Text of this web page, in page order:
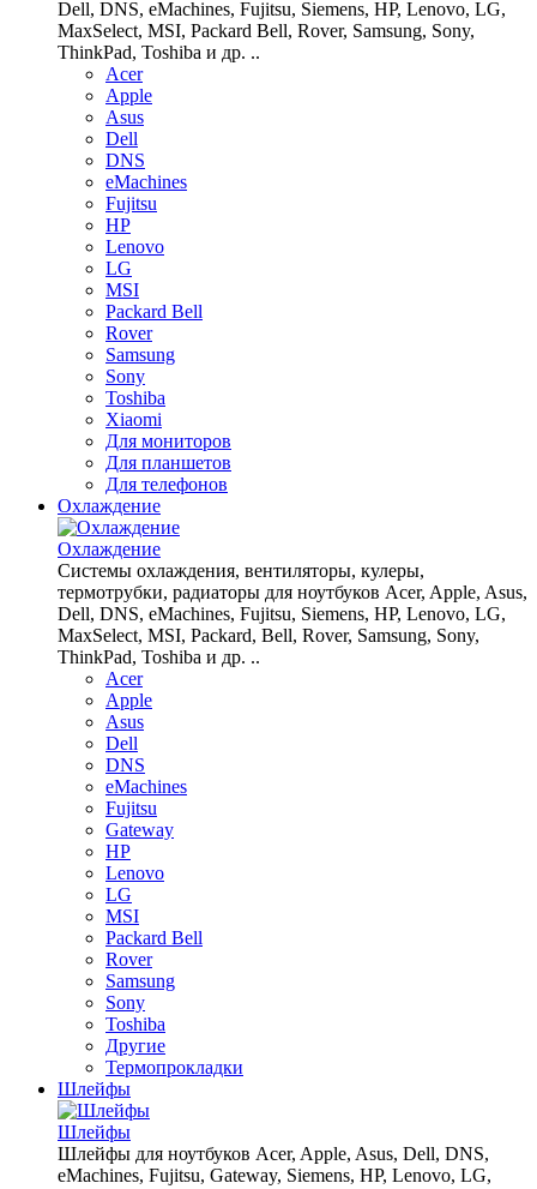
Dell, DNS, eMachines, Fujitsu, Siemens, HP, Lenovo, LG,
MaxSelect, MSI, Packard Bell, Rover, Samsung, Sony,
ThinkPad, Toshiba и др. ..
Acer
Apple
Asus
Dell
DNS
eMachines
Fujitsu
HP
Lenovo
LG
MSI
Packard Bell
Rover
Samsung
Sony
Toshiba
Xiaomi
Для мониторов
Для планшетов
Для телефонов
Охлаждение
Охлаждение
Системы охлаждения, вентиляторы, кулеры,
термотрубки, радиаторы для ноутбуков Acer, Apple, Asus,
Dell, DNS, eMachines, Fujitsu, Siemens, HP, Lenovo, LG,
MaxSelect, MSI, Packard, Bell, Rover, Samsung, Sony,
ThinkPad, Toshiba и др. ..
Acer
Apple
Asus
Dell
DNS
eMachines
Fujitsu
Gateway
HP
Lenovo
LG
MSI
Packard Bell
Rover
Samsung
Sony
Toshiba
Другие
Термопрокладки
Шлейфы
Шлейфы
Шлейфы для ноутбуков Acer, Apple, Asus, Dell, DNS,
eMachines, Fujitsu, Gateway, Siemens, HP, Lenovo, LG,